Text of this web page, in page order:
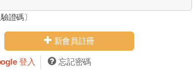
證碼〕
新會員註冊
登入 忘記密碼